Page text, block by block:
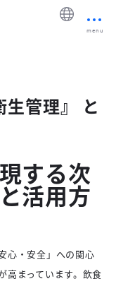
生管理』 と
する次
活用方
心・安全」への関心
高まっています。飲食
menu